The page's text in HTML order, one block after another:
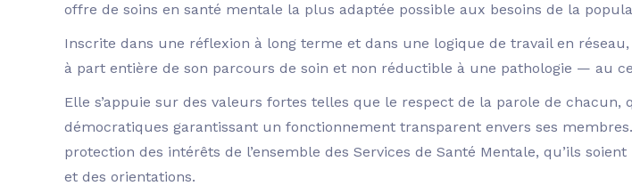
offre de soins en santé mentale la plus adaptée possible aux besoins de la
Inscrite dans une réflexion à long terme et dans une logique de travail en
à part entière de son parcours de soin et non réductible à une pathologie — au
Elle s’appuie sur des valeurs fortes telles que le respect de la parole de chacun,
démocratiques garantissant un fonctionnement transparent envers ses
protection des intérêts de l’ensemble des Services de Santé Mentale, qu’ils
et des orientations.